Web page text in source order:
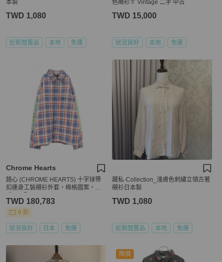
本製
TWD 1,080
近新閒置品 本地 免運
色襯衫👔 Vintage 二手 中古
TWD 15,000
狀況良好 本地 免運
Chrome Hearts
鉻心 (CHROME HEARTS) 十字球帶
扣連身工裝襯衫外套，棉格圖案，二
TWD 180,783
9 折
狀況良好 日本 免運
藏私·Collection_淺膚色刺繡立領古著
襯衫日本製
TWD 1,080
近新閒置品 本地 免運
降價